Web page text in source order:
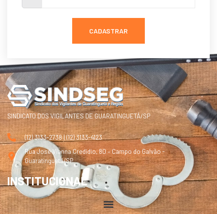
CADASTRAR
SINDICATO DOS VIGILANTES DE GUARATINGUETÁ/SP
(12) 3133-2738 | (12) 3133-4123
Rua José Vianna Credidio, 80 – Campo do Galvão -
Guaratinguetá/SP
INSTITUCIONAL